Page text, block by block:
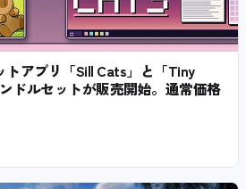
トアプリ「Sill Cats」と「Tiny
ドルセットが販売開始。通常価格